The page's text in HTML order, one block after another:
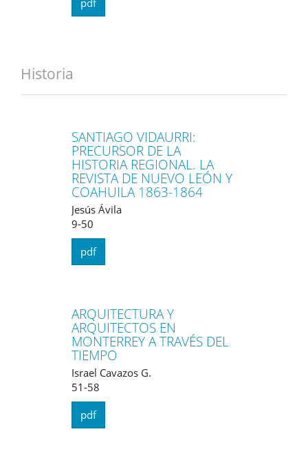
pdf
Historia
SANTIAGO VIDAURRI:
PRECURSOR DE LA
HISTORIA REGIONAL. LA
REVISTA DE NUEVO LEÓN Y
COAHUILA 1863-1864
Jesús Ávila
9-50
pdf
ARQUITECTURA Y
ARQUITECTOS EN
MONTERREY A TRAVÉS DEL
TIEMPO
Israel Cavazos G.
51-58
pdf